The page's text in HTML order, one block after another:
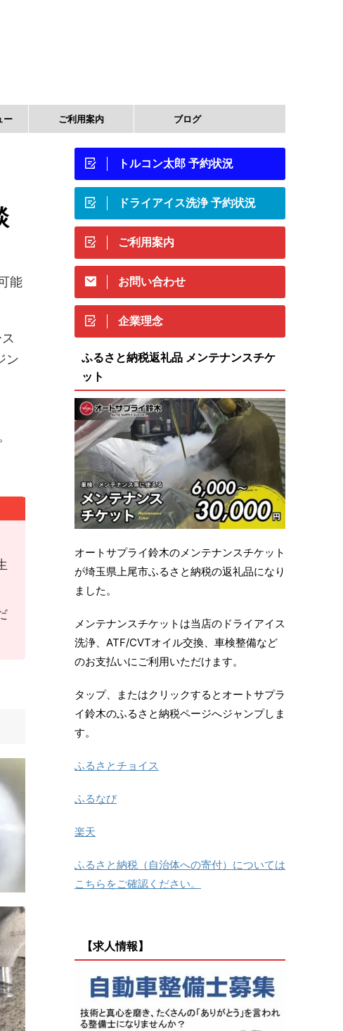
ー ご利用案内 ブログ
能
ン
トルコン太郎 予約状況
ドライアイス洗浄 予約状況
ご利用案内
お問い合わせ
企業理念
ふるさと納税返礼品 メンテナンスチケ
ット
オートサプライ鈴木のメンテナンスチケット
が埼玉県上尾市ふるさと納税の返礼品になり
ました。
メンテナンスチケットは当店のドライアイス
洗浄、ATF/CVTオイル交換、車検整備など
のお支払いにご利用いただけます。
タップ、またはクリックするとオートサプラ
イ鈴木のふるさと納税ページへジャンプしま
す。
ふるさとチョイス
ふるなび
楽天
ふるさと納税（自治体への寄付）については
こちらをご確認ください。
【求人情報】